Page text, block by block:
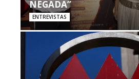
NEGADA”
ENTREVISTAS